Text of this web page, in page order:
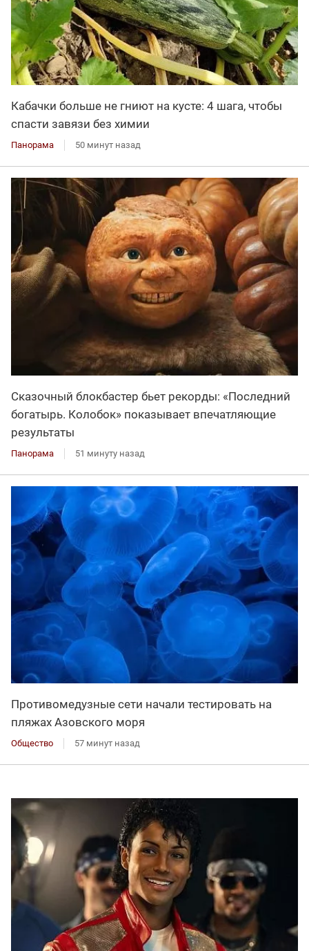
Кабачки больше не гниют на кусте: 4 шага, чтобы
спасти завязи без химии
Панорама 50 минут назад
Сказочный блокбастер бьет рекорды: «Последний
богатырь. Колобок» показывает впечатляющие
результаты
Панорама 51 минуту назад
Противомедузные сети начали тестировать на
пляжах Азовского моря
Общество 57 минут назад